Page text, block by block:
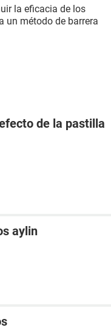
la eficacia de los
un método de barrera
de la pastilla
aylin